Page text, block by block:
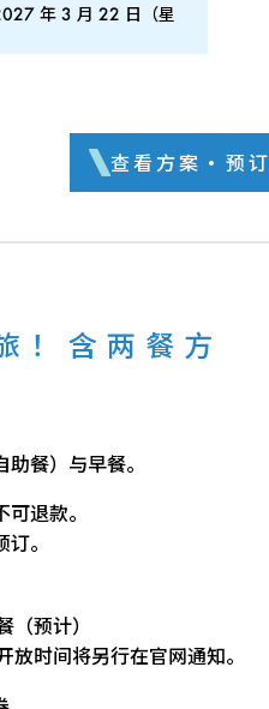
年 3 月 22 日（星
查看方案・预订
！含两餐方
餐）与早餐。
退款。
。
预计）
时间将另行在官网通知。